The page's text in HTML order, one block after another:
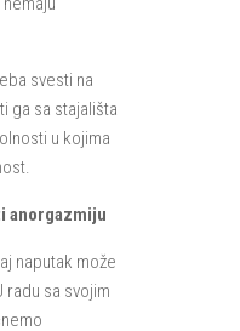
svesti na
ga sa stajališta
u kojima
anorgazmiju
naputak može
radu sa svojim